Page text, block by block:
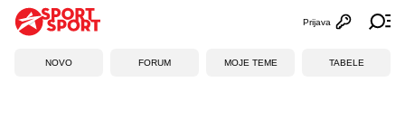
Otvori
Prijava
NOVO FORUM MOJE TEME TABELE